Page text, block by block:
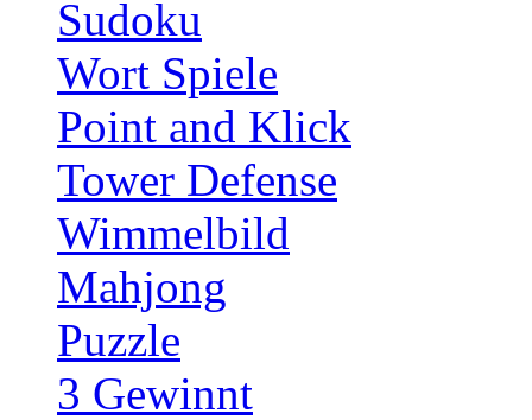
Sudoku
Wort Spiele
Point and Klick
Tower Defense
Wimmelbild
Mahjong
Puzzle
3 Gewinnt